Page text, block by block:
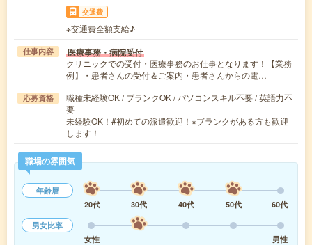
交通費
※交通費全額支給♪
仕事内容 医療事務・病院受付
クリニックでの受付・医療事務のお仕事となります！【業務
例】・患者さんの受付＆ご案内・患者さんからの電…
応募資格
職種未経験OK / ブランクOK / パソコンスキル不要 / 英語力不
要
未経験OK！#初めての派遣歓迎！※ブランクがある方も歓迎
します！
職場の雰囲気
年齢層
20代
30代 40代 50代
60代
男女比率
女性
男性